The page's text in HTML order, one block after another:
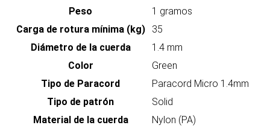
Peso
1 gramos
Carga de rotura mínima (kg)
35
Diámetro de la cuerda
1.4 mm
Color
Green
Tipo de Paracord
Paracord Micro 1.4mm
Tipo de patrón
Solid
Material de la cuerda
Nylon (PA)